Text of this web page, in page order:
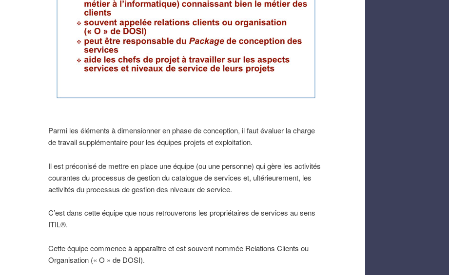
Parmi les éléments à dimensionner en phase de conception, il faut évaluer la charge
de travail supplémentaire pour les équipes projets et exploitation.
Il est préconisé de mettre en place une équipe (ou une personne) qui gère les activités
courantes du processus de gestion du catalogue de services et, ultérieurement, les
activités du processus de gestion des niveaux de service.
C’est dans cette équipe que nous retrouverons les propriétaires de services au sens
ITIL®.
Cette équipe commence à apparaître et est souvent nommée Relations Clients ou
Organisation (« O » de DOSI).